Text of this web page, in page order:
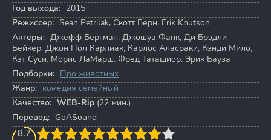
Год выхода: 2015
Режиссер: Sean Petrilak, Скотт Берн, Erik Knutson
Актеры: Джефф Бергман, Джошуа Фанк, Ди Брэдли
Бейкер, Джон Пол Карлиак, Карлос Аласраки, Кэнди Мило,
Кэт Суси, Морис ЛаМарш, Фред Таташиор, Эрик Бауза
Подборки: Про животных
Жанр: комедия семейный
Качество: WEB-Rip (22 мин.)
Перевод: GoASound
8.7
4 5 6 7 8 9 10